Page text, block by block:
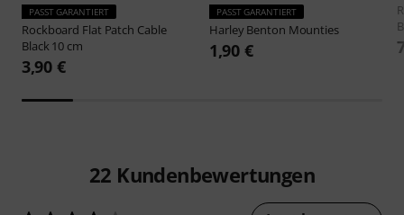
PASST GARANTIERT
Rockboard Flat Patch Cable
Black 10 cm
3,90 €
PASST GARANTIERT
Harley Benton Mounties
1,90 €
22 Kundenbewertungen